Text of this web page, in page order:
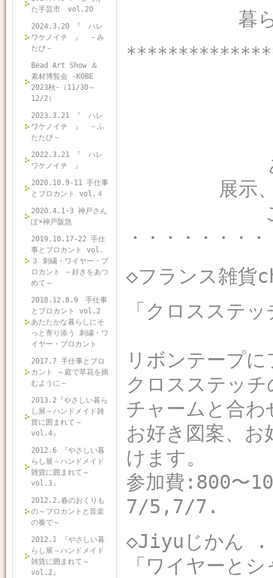
た手芸市 vol.20
2024.3.20 『 ハレ
ワケノイチ 』 －み
たび－
Bead Art Show ＆
素材博覧会 -KOBE
2023秋-（11/30～
12/2）
2023.3.21 『 ハレ
ワケノイチ 』 －ふ
たたび－
2022.3.21 『 ハレ
ワケノイチ 』
2020.10.9-11 手仕事
とブロカント vol.４
2020.4.1-3 神戸さん
ぽ×神戸阪急
2019.10.17-22 手仕
事とブロカント vol.
３ 刺繍・ワイヤー・ブ
ロカント ～好きをあつ
めて～
2018.12.8.9 手仕事
とブロカント vol.2
あたたかな暮らしにそ
っと寄り添う 刺繍・ワ
イヤー・ブロカント
2017.7 手仕事とブロ
カント ～庭で草花を摘
むように～
2013.2『やさしい暮ら
し展～ハンドメイド雑
貨に囲まれて～
vol.4』
2012.6 『やさしい暮
らし展～ハンドメイド
雑貨に囲まれて～
vol.3』
2012.2.春のおくりも
の～ブロカントと音楽
の奏で～
2012.1 『やさしい暮
らし展～ハンドメイド
雑貨に囲まれて～
vol.2』
暮
展示
・・・・・・・
◇フランス雑
「クロスステ
リボンテープ
クロスステッ
チャームと合
お好き図案、
けます。
参加費:800〜
7/5,7/7.
◇Jiyuじかん .
「ワイヤーと